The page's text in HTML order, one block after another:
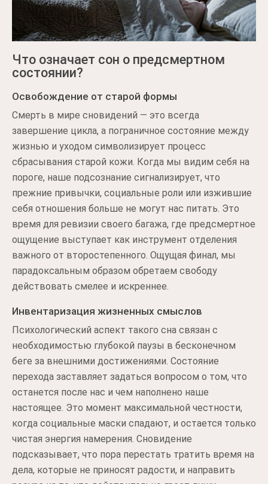
Что означает сон о предсмертном
состоянии?
Освобождение от старой формы
Смерть в мире сновидений — это всегда
завершение цикла, а пограничное состояние между
жизнью и уходом символизирует процесс
сбрасывания старой кожи. Когда мы видим себя на
пороге, наше подсознание сигнализирует, что
прежние привычки, социальные роли или изжившие
себя отношения больше не могут нас питать. Это
время для ревизии своего багажа, где предсмертное
ощущение выступает как инструмент отделения
важного от второстепенного. Ощущая финал, мы
парадоксальным образом обретаем свободу
действовать смелее и искреннее.
Инвентаризация жизненных смыслов
Психологический аспект такого сна связан с
необходимостью глубокой паузы в бесконечном
беге за внешними достижениями. Состояние
перехода заставляет задаться вопросом о том, что
останется после нас и чем наполнено наше
настоящее. Это момент максимальной честности,
когда социальные маски спадают, и остается только
чистая энергия намерения. Сновидение
подсказывает, что пора перестать тратить время на
дела, которые не приносят радости, и направить